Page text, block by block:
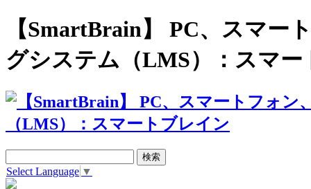
【SmartBrain】 PC、スマー
グシステム（LMS）：スマー
Select Language ▼